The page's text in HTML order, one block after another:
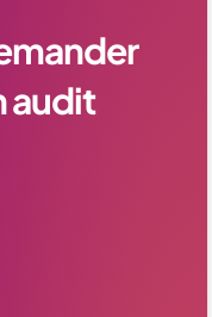
audit